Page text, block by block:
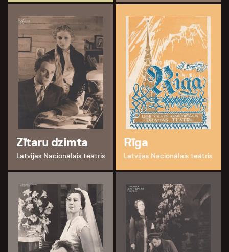
Zītaru dzimta
Latvijas Nacionālais teātris
Rīga
Latvijas Nacionālais teātris